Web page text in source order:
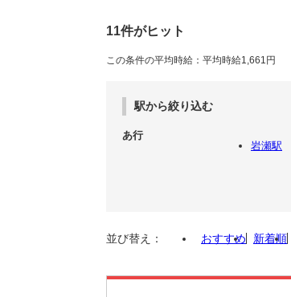
11件がヒット
この条件の平均時給：平均時給1,661円
駅から絞り込む
あ行
岩瀬駅
並び替え： おすすめ 新着順